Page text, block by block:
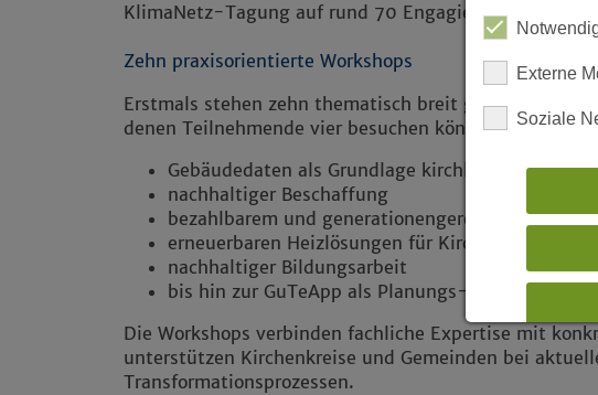
KlimaNetz-Tagung auf rund 70 Engagierte an.
Zehn praxisorientierte Workshops
Erstmals stehen zehn thematisch breit gefächerte
denen Teilnehmende vier besuchen können. Die
Gebäudedaten als Grundlage kirchlicher
nachhaltiger Beschaffung
bezahlbarem und generationengerechtem
erneuerbaren Heizlösungen für Kirchen
nachhaltiger Bildungsarbeit
bis hin zur GuTeApp als Planungs- und
Die Workshops verbinden fachliche Expertise mit
unterstützen Kirchenkreise und Gemeinden bei
Transformationsprozessen.
Externe
Soziale